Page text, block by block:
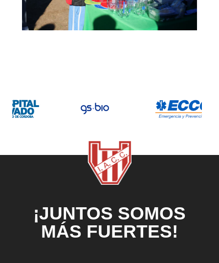
¡JUNTOS SOMOS
MÁS FUERTES!